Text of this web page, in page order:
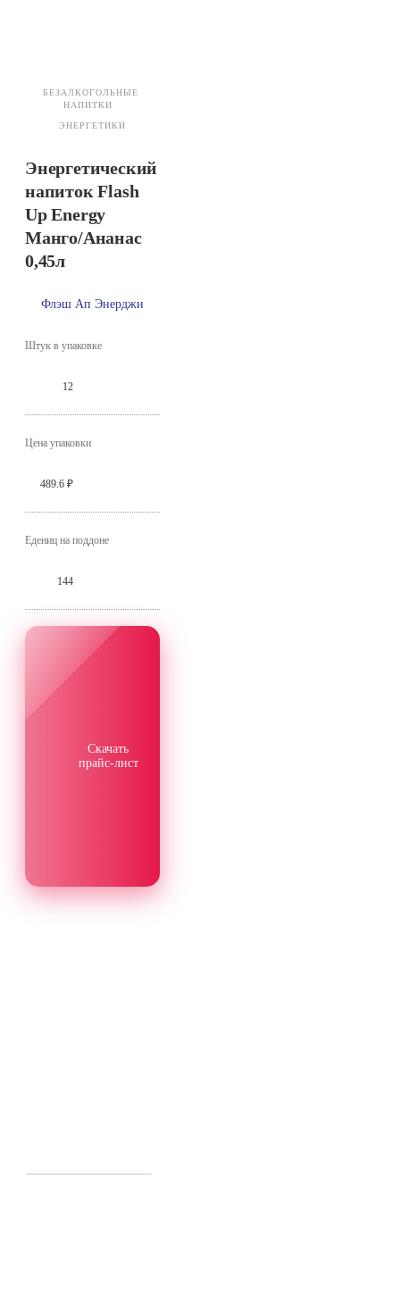
БЕЗАЛКОГОЛЬНЫЕ
НАПИТКИ
ЭНЕРГЕТИКИ
Энергетический
напиток Flash
Up Energy
Манго/Ананас
0,45л
Флэш Ап Энерджи
Штук в упаковке
12
Цена упаковки
489.6 ₽
Едениц на поддоне
144
Скачать
прайс-лист